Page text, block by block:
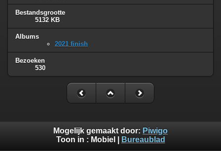
Bestandsgrootte
5132 KB
Albums
2021 finish
Bezoeken
530
Mogelijk gemaakt door: Piwigo
Toon in : Mobiel Bureaublad